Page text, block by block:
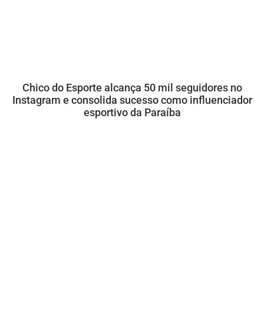
Chico do Esporte alcança 50 mil seguidores no
Instagram e consolida sucesso como influenciador
esportivo da Paraíba